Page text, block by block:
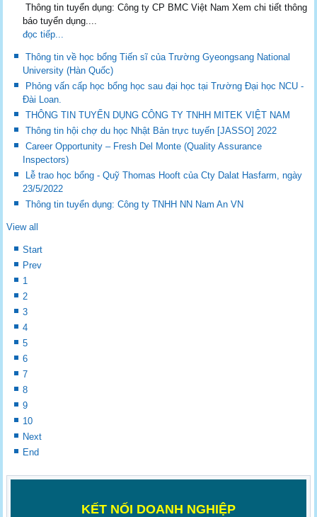
Thông tin tuyển dụng: Công ty CP BMC Việt Nam Xem chi tiết thông
báo tuyển dụng....
đọc tiếp...
Thông tin về học bổng Tiến sĩ của Trường Gyeongsang National
University (Hàn Quốc)
Phỏng vấn cấp học bổng học sau đại học tại Trường Đại học NCU -
Đài Loan.
THÔNG TIN TUYỂN DỤNG CÔNG TY TNHH MITEK VIỆT NAM
Thông tin hội chợ du học Nhật Bản trực tuyến [JASSO] 2022
Career Opportunity – Fresh Del Monte (Quality Assurance
Inspectors)
Lễ trao học bổng - Quỹ Thomas Hooft của Cty Dalat Hasfarm, ngày
23/5/2022
Thông tin tuyển dụng: Công ty TNHH NN Nam An VN
View all
Start
Prev
1
2
3
4
5
6
7
8
9
10
Next
End
KẾT NỐI DOANH NGHIỆP